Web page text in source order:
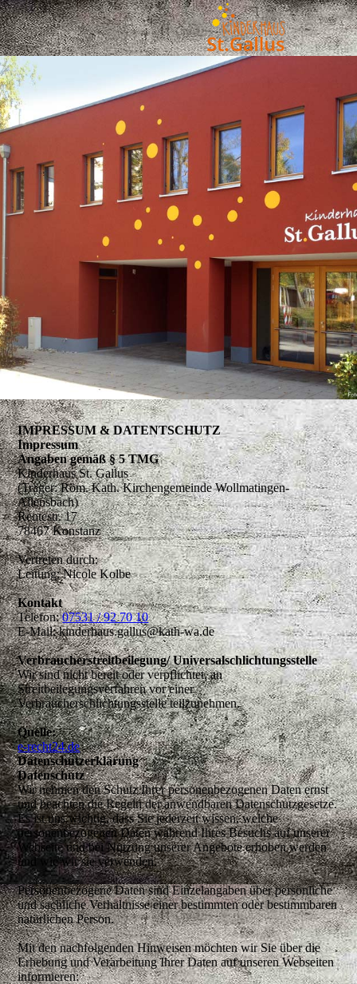
IMPRESSUM & DATENTSCHUTZ
Impressum
Angaben gemäß § 5 TMG
Kinderhaus St. Gallus
(Träger: Röm. Kath. Kirchengemeinde Wollmatingen-
Allensbach)
Reutestr. 17
78467 Konstanz
Vertreten durch:
Leitung: Nicole Kolbe
Kontakt
Telefon:07531 / 92 70 10
E-Mail: kinderhaus.gallus@kath-wa.de
Verbraucherstreitbeilegung/ Universalschlichtungsstelle
Wir sind nicht bereit oder verpflichtet, an
Streitbeilegungsverfahren vor einer
Verbraucherschlichtungsstelle teilzunehmen.
Quelle:
e-recht24.de
Datenschutzerklärung
Datenschutz
Wir nehmen den Schutz Ihrer personenbezogenen Daten ernst
und beachten die Regeln der anwendbaren Datenschutzgesetze.
Es ist uns wichtig, dass Sie jederzeit wissen, welche
personenbezogenen Daten während Ihres Besuchs auf unserer
Webseite und bei Nutzung unserer Angebote erhoben werden
und wie wir sie verwenden.
Personenbezogene Daten sind Einzelangaben über persönliche
und sachliche Verhältnisse einer bestimmten oder bestimmbaren
natürlichen Person.
Mit den nachfolgenden Hinweisen möchten wir Sie über die
Erhebung und Verarbeitung Ihrer Daten auf unseren Webseiten
informieren: